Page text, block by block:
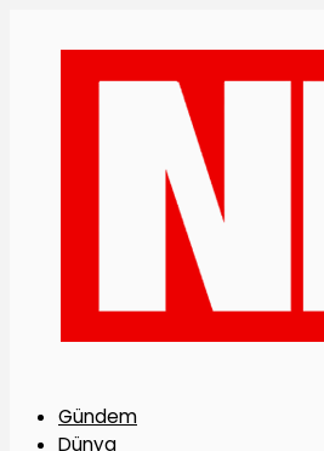
Gündem
Dünya